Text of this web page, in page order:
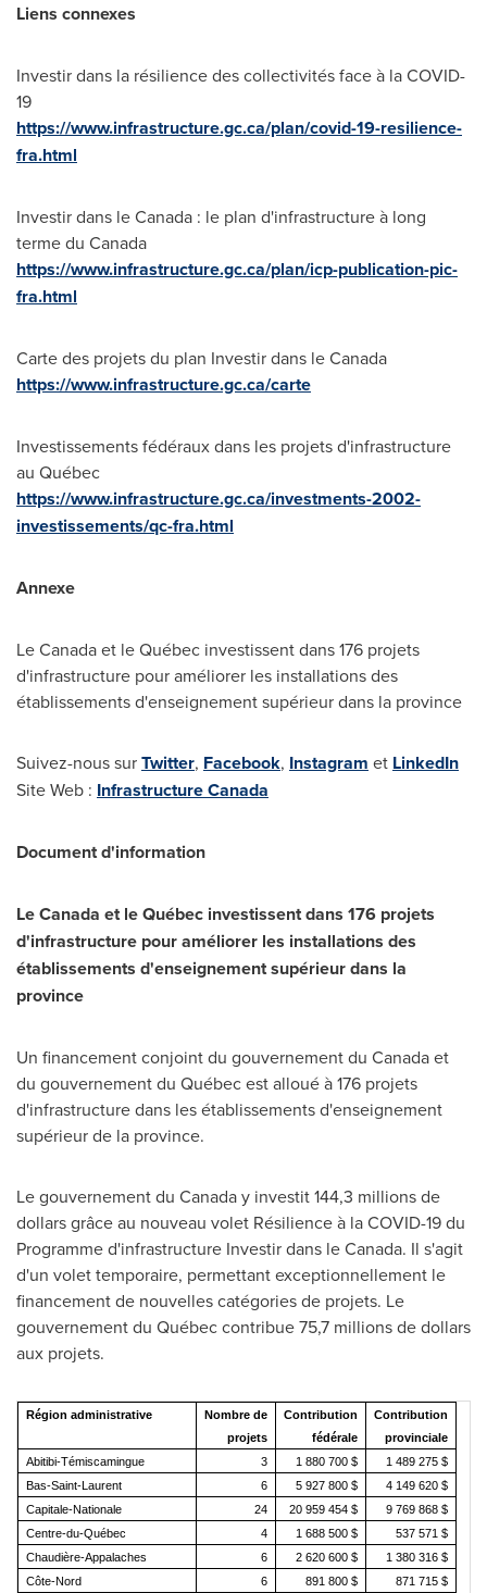
Liens connexes
Investir dans la résilience des collectivités face à la COVID-
19
https://www.infrastructure.gc.ca/plan/covid-19-resilience-
fra.html
Investir dans le Canada : le plan d'infrastructure à long
terme du Canada
https://www.infrastructure.gc.ca/plan/icp-publication-pic-
fra.html
Carte des projets du plan Investir dans le Canada
https://www.infrastructure.gc.ca/carte
Investissements fédéraux dans les projets d'infrastructure
au Québec
https://www.infrastructure.gc.ca/investments-2002-
investissements/qc-fra.html
Annexe
Le Canadaet le Québec investissent dans 176 projets
d'infrastructure pour améliorer les installations des
établissements d'enseignement supérieur dans la province
Suivez-nous surTwitter, Facebook, Instagram et LinkedIn
Site Web : Infrastructure Canada
Document d'information
Le Canada et le Québec investissent dans 176 projets
d'infrastructure pour améliorer les installations des
établissements d'enseignement supérieur dans la
province
Un financement conjoint du gouvernement du Canada et
du gouvernement du Québec est alloué à 176 projets
d'infrastructure dans les établissements d'enseignement
supérieur de la province.
Le gouvernement du Canada y investit 144,3 millions de
dollars grâce au nouveau volet Résilience à la COVID-19 du
Programme d'infrastructure Investir dans le Canada. Il s'agit
d'un volet temporaire, permettant exceptionnellement le
financement de nouvelles catégories de projets. Le
gouvernement du Québec contribue 75,7 millions de dollars
aux projets.
Région administrative
Nombre de
projets
Contribution
fédérale
Contribution
provinciale
Abitibi-Témiscamingue
3 1 880 700 $
1 489 275 $
Bas-Saint-Laurent
6 5 927 800 $
4 149 620 $
Capitale-Nationale
24 20 959 454 $
9 769 868 $
Centre-du-Québec
4 1 688 500 $
537 571 $
Chaudière-Appalaches
6 2 620 600 $
1 380 316 $
Côte-Nord
6 891 800 $
871 715 $